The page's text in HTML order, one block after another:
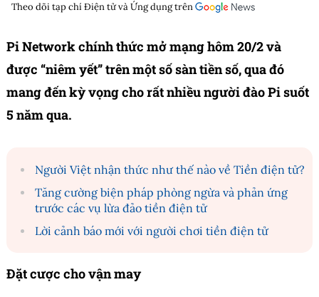
Theo dõi tạp chíĐiện tử và Ứng dụngtrên
Pi Network chính thức mở mạng hôm 20/2 và
được “niêm yết” trên một số sàn tiền số, qua đó
mang đến kỳ vọng cho rất nhiều người đào Pi suốt
5 năm qua.
Người Việt nhận thức như thế nào về Tiền điện tử?
Tăng cường biện pháp phòng ngừa và phản ứng
trước các vụ lừa đảo tiền điện tử
Lời cảnh báo mới với người chơi tiền điện tử
Đặt cược cho vận may